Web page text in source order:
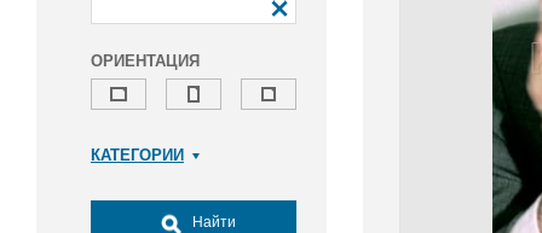
ОРИЕНТАЦИЯ
КАТЕГОРИИ
Досуг, туризм и отдых
Найти